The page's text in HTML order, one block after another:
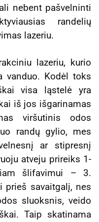
nebent pašvelninti
randelių
lazeriu.
lazeriu, kurio
vanduo. Kodėl toks
visa ląstelė yra
iš jos išgarinamas
viršutinis odos
randų gylio, mes
ar stipresnį
atveju prireiks 1-
šlifavimui – 3.
prieš savaitgalį, nes
sluoksnis, veido
Taip skatinama